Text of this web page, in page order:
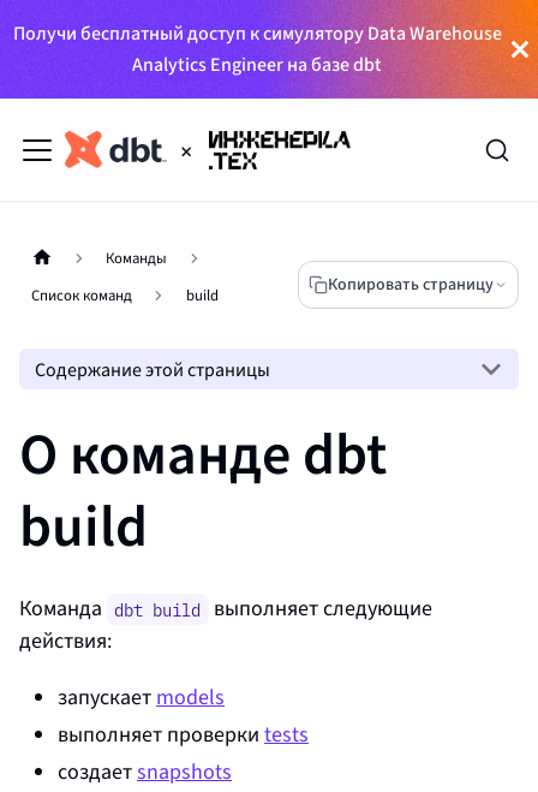
Получи бесплатный доступ к симулятору Data Warehouse
Analytics Engineer на базе dbt
Команды
Список команд
build Копировать страницу
Содержание этой страницы
О команде dbt
build
Команда dbt build
выполняет следующие
действия:
запускает models
выполняет проверки tests
создаетsnapshots